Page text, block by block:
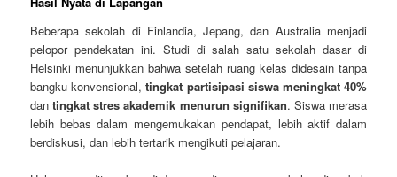
Beberapa sekolah di Finlandia, Jepang, dan Australia menjadi
pelopor pendekatan ini. Studi di salah satu sekolah dasar di
Helsinki menunjukkan bahwa setelah ruang kelas didesain tanpa
bangku konvensional,tingkat partisipasi siswa meningkat 40%
dantingkat stres akademik menurun signifikan. Siswa merasa
lebih bebas dalam mengemukakan pendapat, lebih aktif dalam
berdiskusi, dan lebih tertarik mengikuti pelajaran.